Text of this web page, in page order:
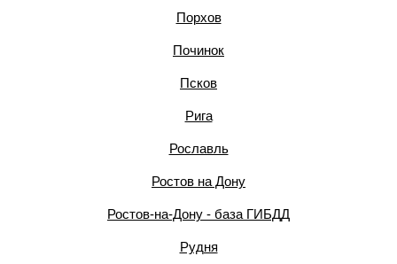
Порхов
Починок
Псков
Рига
Рославль
Ростов на Дону
Ростов-на-Дону - база ГИБДД
Рудня